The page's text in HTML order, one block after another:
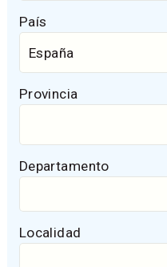
País
Provincia
Departamento
Localidad